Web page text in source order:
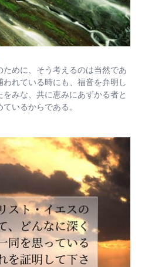
めに、そう考えるのは当然であ
れている時にも、福音を弁明し
みな、共に恵みにあずかる者と
いるからである。